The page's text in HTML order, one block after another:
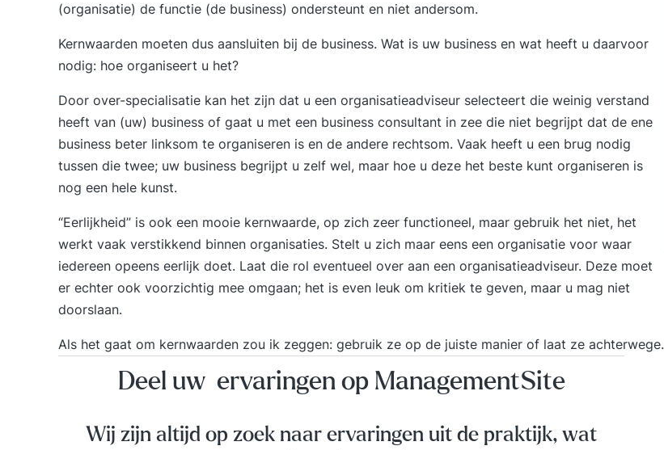
(organisatie) de functie (de business) ondersteunt en niet andersom.
Kernwaarden moeten dus aansluiten bij de business. Wat is uw business en wat heeft u daarvoor
nodig: hoe organiseert u het?
Door over-specialisatie kan het zijn dat u een organisatieadviseur selecteert die weinig verstand
heeft van (uw) business of gaat u met een business consultant in zee die niet begrijpt dat de ene
business beter linksom te organiseren is en de andere rechtsom. Vaak heeft u een brug nodig
tussen die twee; uw business begrijpt u zelf wel, maar hoe u deze het beste kunt organiseren is
nog een hele kunst.
“Eerlijkheid” is ook een mooie kernwaarde, op zich zeer functioneel, maar gebruik het niet, het
werkt vaak verstikkend binnen organisaties. Stelt u zich maar eens een organisatie voor waar
iedereen opeens eerlijk doet. Laat die rol eventueel over aan een organisatieadviseur. Deze moet
er echter ook voorzichtig mee omgaan; het is even leuk om kritiek te geven, maar u mag niet
doorslaan.
Als het gaat om kernwaarden zou ik zeggen: gebruik ze op de juiste manier of laat ze achterwege.
Deel uw ervaringen op ManagementSite
Wij zijn altijd op zoek naar ervaringen uit de praktijk, wat